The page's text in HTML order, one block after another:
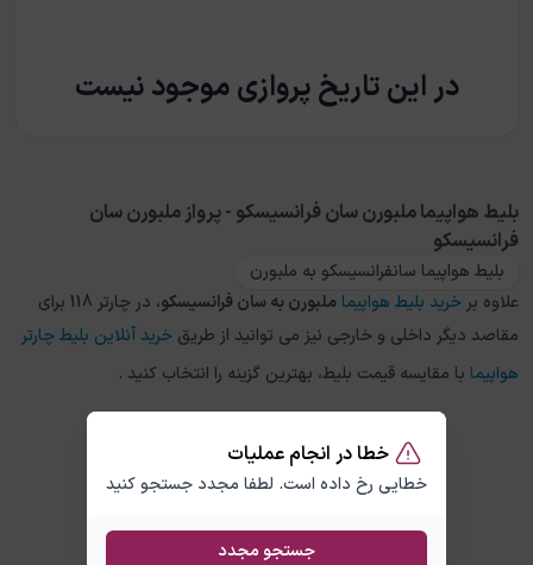
خطا در انجام عملیات
خطایی رخ داده است. لطفا مجدد جستجو کنید
جستجو مجدد
در این تاریخ پروازی موجود نیست
بلیط هواپیما ملبورن سان فرانسیسکو - پرواز ملبورن سان
فرانسیسکو
بلیط هواپیما سانفرانسیسکو به ملبورن
علاوه بر خرید بلیط هواپیما ملبورنبهسان فرانسیسکو
، در چارتر 118 برای
مقاصد دیگر داخلی و خارجی نیز می توانید از طریق خرید آنلاین بلیط چارتر
هواپیما با مقایسه قیمت بلیط، بهترین گزینه را انتخاب کنید .